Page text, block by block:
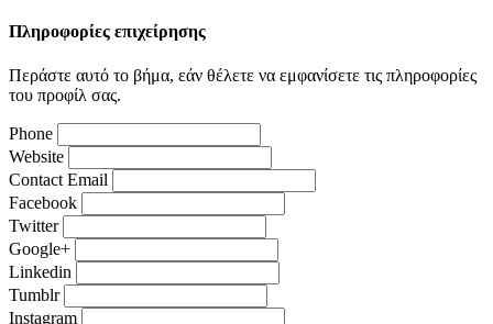
Πληροφορίες επιχείρησης
Περάστε αυτό το βήμα, εάν θέλετε να εμφανίσετε τις πληροφορίες
του προφίλ σας.
Phone
Website
Contact Email
Facebook
Twitter
Google+
Linkedin
Tumblr
Instagram